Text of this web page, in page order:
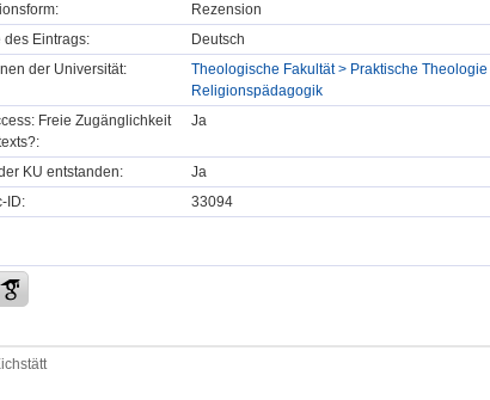
Rezension
des Eintrags:
Deutsch
der Universität:
Theologische Fakultät > Praktische
Religionspädagogik
Freie Zugänglichkeit
Ja
KU entstanden:
Ja
ID:
33094